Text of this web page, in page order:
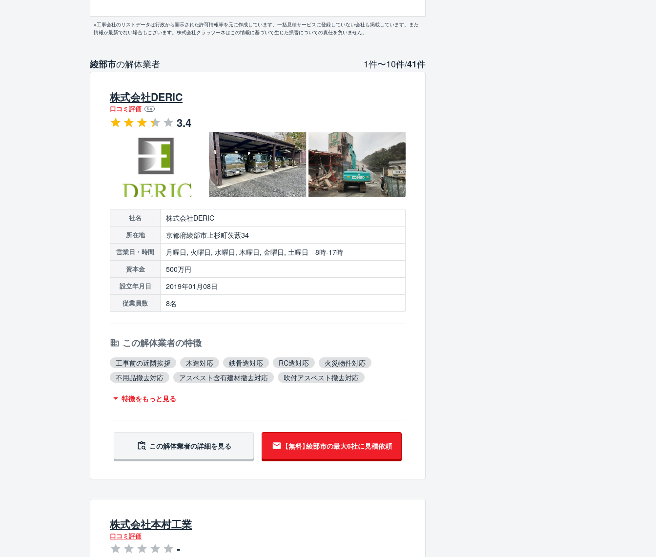
※工事会社のリストデータは行政から開示された許可情報等を元に作成しています。一括見積サービスに登録していない会社も掲載しています。また
情報が最新でない場合もございます。株式会社クラッソーネはこの情報に基づいて生じた損害についての責任を負いません。
綾部市の解体業者 1件〜10件/41件
株式会社DERIC
口コミ評価 6件
3.4
社名 株式会社DERIC
所在地 京都府綾部市上杉町茨藪34
営業日・時間 月曜日, 火曜日, 水曜日, 木曜日, 金曜日, 土曜日 8時-17時
資本金 500万円
設立年月日 2019年01月08日
従業員数 8名
この解体業者の特徴
工事前の近隣挨拶 木造対応 鉄骨造対応 RC造対応
火災物件対応
不用品撤去対応
アスベスト含有建材撤去対応
吹付アスベスト撤去対応
特徴をもっと見る
この解体業者の詳細を見る 【無料】綾部市の最大6社に見積依頼
株式会社本村工業
口コミ評価
-